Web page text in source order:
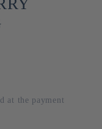
at the payment